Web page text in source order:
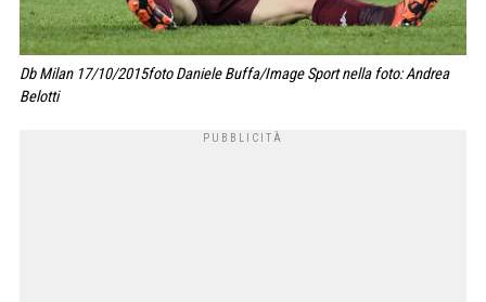
Db Milan 17/10/2015foto Daniele Buffa/Image Sport nella foto: Andrea
Belotti